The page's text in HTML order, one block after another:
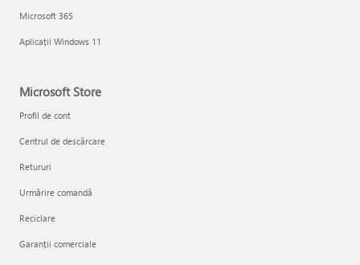
Microsoft 365
Aplicații Windows 11
Microsoft Store
Profil de cont
Centrul de descărcare
Retururi
Urmărire comandă
Reciclare
Garanții comerciale